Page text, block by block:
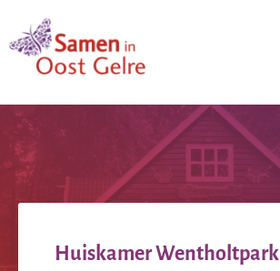
Huiskamer Wentholtpark